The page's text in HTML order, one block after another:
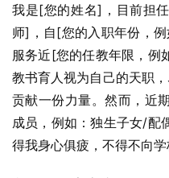
我是[您的姓名]，目前担
师]，自[您的入职年份，
服务近[您的任教年限，例
教书育人视为自己的天职
贡献一份力量。然而，近
成员，例如：独生子女/配
得我身心俱疲，不得不向学